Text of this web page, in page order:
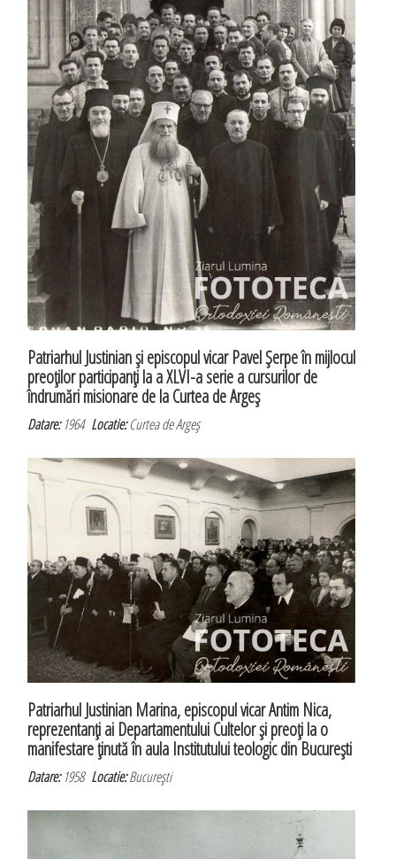
Patriarhul Justinian şi episcopul vicar Pavel Şerpe în mijlocul
preoţilor participanţi la a XLVI-a serie a cursurilor de
îndrumări misionare de la Curtea de Argeş
Datare:1964Locatie:Curtea de Argeş
Patriarhul Justinian Marina, episcopul vicar Antim Nica,
reprezentanţi ai Departamentului Cultelor şi preoţi la o
manifestare ţinută în aula Institutului teologic din Bucureşti
Datare:1958Locatie:Bucureşti